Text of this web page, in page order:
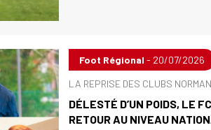
Foot Régional - 20/07/2026
LA REPRISE DES CLUBS
DÉLESTÉ D’UN POIDS, LE
RETOUR AU NIVEAU